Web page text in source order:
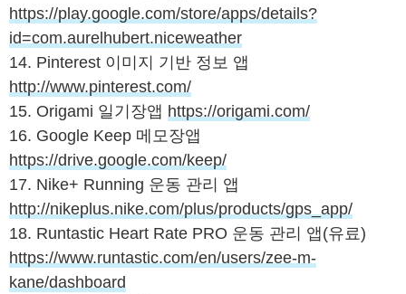
https://play.google.com/store/apps/details?
id=com.aurelhubert.niceweather
14. Pinterest 이미지 기반 정보 앱
http://www.pinterest.com/
15. Origami 일기장앱 https://origami.com/
16. Google Keep 메모장앱
https://drive.google.com/keep/
17. Nike+ Running 운동 관리 앱
http://nikeplus.nike.com/plus/products/gps_app/
18. Runtastic Heart Rate PRO 운동 관리 앱(유료)
https://www.runtastic.com/en/users/zee-m-
kane/dashboard